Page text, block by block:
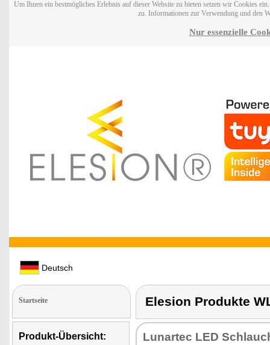
Um Ihnen ein bestmögliches Erlebnis auf dieser Website zu bieten setzen wir Cookies
zu. Informationen zur Verwendung und den
Nur essenzielle
Deutsch
Startseite
Produkt-Übersicht:
Elesion Produkte
Lun­ar­tec LED